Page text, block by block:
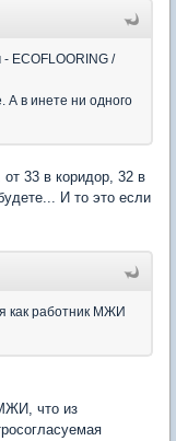
- ECOFLOORING /
А в инете ни одного
33 в коридор, 32 в
И то это если
как работник МЖИ
что из